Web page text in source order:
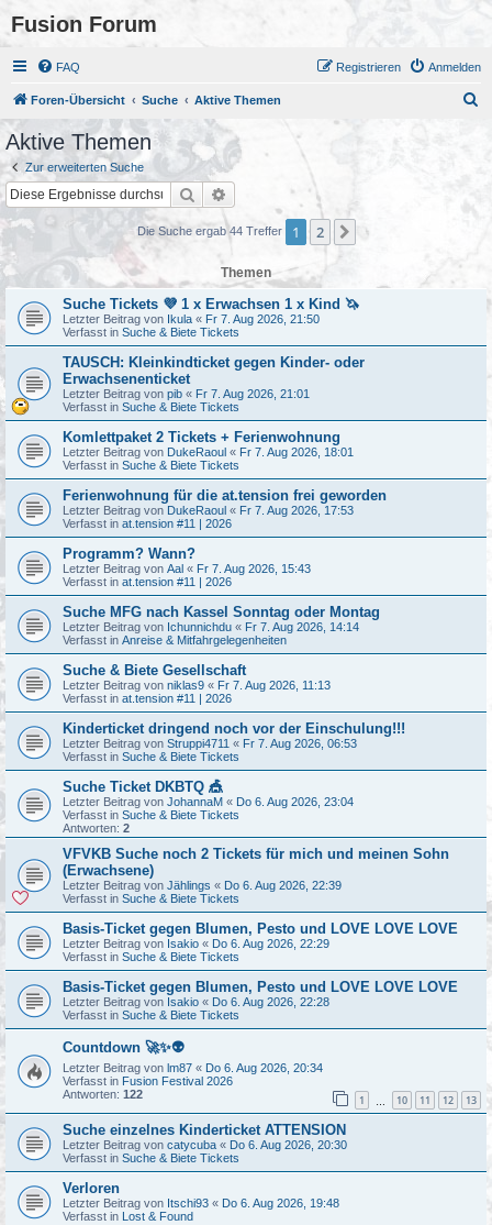
Fusion Forum
FAQ Anmelden
Registrieren
Foren-Übersicht Suche Aktive Themen
Aktive Themen
Zur erweiterten Suche
Suche Erweiterte Suche
Die Suche ergab 44 Treffer 1 2 Nächste
Themen
Suche Tickets 💜 1 x Erwachsen 1 x Kind 🦄
Letzter Beitrag von Ikula « Fr 7. Aug 2026, 21:50
Verfasst in Suche & Biete Tickets
TAUSCH: Kleinkindticket gegen Kinder- oder
Erwachsenenticket
Letzter Beitrag von pib « Fr 7. Aug 2026, 21:01
Verfasst in Suche & Biete Tickets
Komlettpaket 2 Tickets + Ferienwohnung
Letzter Beitrag von DukeRaoul « Fr 7. Aug 2026, 18:01
Verfasst in Suche & Biete Tickets
Ferienwohnung für die at.tension frei geworden
Letzter Beitrag von DukeRaoul « Fr 7. Aug 2026, 17:53
Verfasst in at.tension #11 | 2026
Programm? Wann?
Letzter Beitrag von Aal « Fr 7. Aug 2026, 15:43
Verfasst in at.tension #11 | 2026
Suche MFG nach Kassel Sonntag oder Montag
Letzter Beitrag von Ichunnichdu « Fr 7. Aug 2026, 14:14
Verfasst in Anreise & Mitfahrgelegenheiten
Suche & Biete Gesellschaft
Letzter Beitrag von niklas9 « Fr 7. Aug 2026, 11:13
Verfasst in at.tension #11 | 2026
Kinderticket dringend noch vor der Einschulung!!!
Letzter Beitrag von Struppi4711 « Fr 7. Aug 2026, 06:53
Verfasst in Suche & Biete Tickets
Suche Ticket DKBTQ 🎪
Letzter Beitrag von JohannaM « Do 6. Aug 2026, 23:04
Verfasst in Suche & Biete Tickets
Antworten: 2
VFVKB Suche noch 2 Tickets für mich und meinen Sohn
(Erwachsene)
Letzter Beitrag von Jählings « Do 6. Aug 2026, 22:39
Verfasst in Suche & Biete Tickets
Basis-Ticket gegen Blumen, Pesto und LOVE LOVE LOVE
Letzter Beitrag von Isakio « Do 6. Aug 2026, 22:29
Verfasst in Suche & Biete Tickets
Basis-Ticket gegen Blumen, Pesto und LOVE LOVE LOVE
Letzter Beitrag von Isakio « Do 6. Aug 2026, 22:28
Verfasst in Suche & Biete Tickets
Countdown 🚀✨👽
Letzter Beitrag von lm87 « Do 6. Aug 2026, 20:34
Verfasst in Fusion Festival 2026
Antworten: 122 1 10 11 12 13
Suche einzelnes Kinderticket ATTENSION
Letzter Beitrag von catycuba « Do 6. Aug 2026, 20:30
Verfasst in Suche & Biete Tickets
Verloren
Letzter Beitrag von Itschi93 « Do 6. Aug 2026, 19:48
Verfasst in Lost & Found